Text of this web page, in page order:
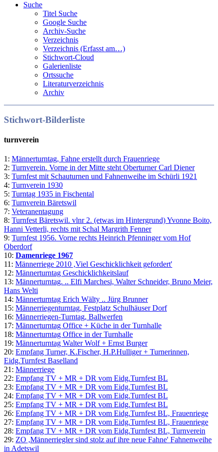
Suche
Titel Suche
Google Suche
Archiv-Suche
Verzeichnis
Verzeichnis (Erfasst am…)
Stichwort-Cloud
Galerienliste
Ortssuche
Literaturverzeichnis
Archiv
Stichwort-Bilderliste
turnverein
1: Männerturntag, Fahne erstellt durch Frauenriege
2: Turnverein. Vorne in der Mitte steht Oberturner Carl Diener
3: Turnfest mit Schauturnen und Fahnenweihe im Schürli 1921
4: Turnverein 1930
5: Turntag 1935 in Fischental
6: Turnverein Bäretswil
7: Veteranentagung
8: Turnfest Bäretswil. vlnr 2. (etwas im Hintergrund) Yvonne Boito,
Hanni Vetterli, rechts mit Schal Margrith Fenner
9: Turnfest 1956. Vorne rechts Heinrich Pfenninger vom Hof
Oberdorf
10: Damenriege 1967
11: Männerriege 2010 ,Viel Geschicklichkeit gefordert'
12: Männerturntag Geschicklichkeitslauf
13: Männerturntag. .. Elfi Marchesi, Walter Schneider, Bruno Meier,
Hans Welti
14: Männerturntag Erich Wälty .. Jürg Brunner
15: Männerriegenturntag, Festplatz Schulhäuser Dorf
16: Männerriegen-Turntag, Ballwerfen
17: Männerturntag Office + Küche in der Turnhalle
18: Männerturntag Office in der Turnhalle
19: Männerturntag Walter Wolf + Ernst Burger
20: Empfang Turner, K.Fischer, H.P.Hulliger + Turnerinnen,
Eidg.Turnfest Baselland
21: Männerriege
22: Empfang TV + MR + DR vom Eidg.Turnfest BL
23: Empfang TV + MR + DR vom Eidg.Turnfest BL
24: Empfang TV + MR + DR vom Eidg.Turnfest BL
25: Empfang TV + MR + DR vom Eidg.Turnfest BL
26: Empfang TV + MR + DR vom Eidg.Turnfest BL, Frauenriege
27: Empfang TV + MR + DR vom Eidg.Turnfest BL, Frauenriege
28: Empfang TV + MR + DR vom Eidg.Turnfest BL, Turnverein
29: ZO ,Männerriegler sind stolz auf ihre neue Fahne' Fahnenweihe
in Adetswil